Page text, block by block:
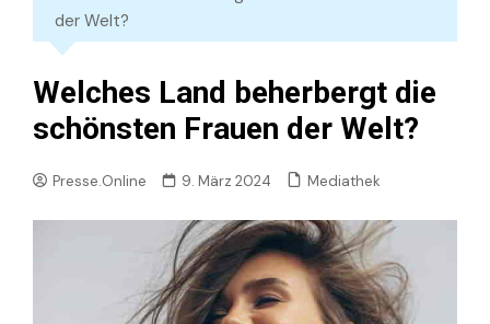
der Welt?
Welches Land beherbergt die
schönsten Frauen der Welt?
Presse.Online 9. März 2024 Mediathek